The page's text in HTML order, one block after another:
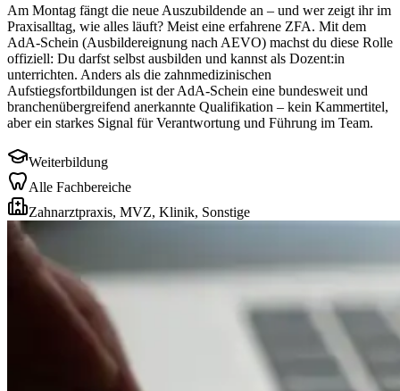
Am Montag fängt die neue Auszubildende an – und wer zeigt ihr im
Praxisalltag, wie alles läuft? Meist eine erfahrene ZFA. Mit dem
AdA-Schein (Ausbildereignung nach AEVO) machst du diese Rolle
offiziell: Du darfst selbst ausbilden und kannst als Dozent:in
unterrichten. Anders als die zahnmedizinischen
Aufstiegsfortbildungen ist der AdA-Schein eine bundesweit und
branchenübergreifend anerkannte Qualifikation – kein Kammertitel,
aber ein starkes Signal für Verantwortung und Führung im Team.
Weiterbildung
Alle Fachbereiche
Zahnarztpraxis, MVZ, Klinik, Sonstige